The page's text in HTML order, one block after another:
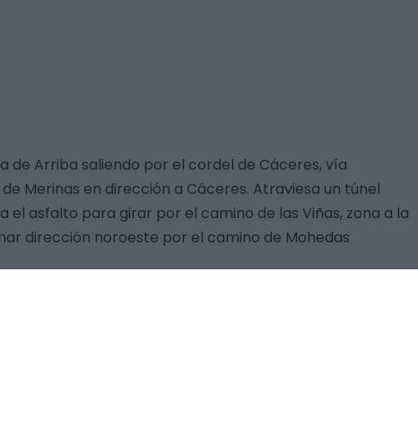
Arriba saliendo por el cordel de Cáceres, vía
Merinas en dirección a Cáceres. Atraviesa un túnel
asfalto para girar por el camino de las Viñas, zona a la
dirección noroeste por el camino de Mohedas